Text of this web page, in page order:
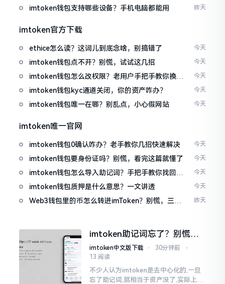
imtoken钱包支持哪些设备？手机电脑都能用 昨天
imtoken官方下载
ethice怎么读？这词儿到底念啥，别搞错了 今天
imtoken钱包点不开？别慌，试试这几招 今天
imtoken钱包怎么改权限？老用户手把手教你换主
人
今天
imtoken钱包kyc通道关闭，你的资产咋办？ 今天
imtoken钱包唯一在哪？别乱点，小心假网站 今天
imtoken唯一官网
imtoken钱包0确认咋办？老手教你几招快速解决 今天
imtoken钱包要身份证吗？别慌，看完这篇就懂了 今天
imtoken钱包怎么导入助记词？手把手教你找回资
产
今天
imtoken钱包质押是什么意思？一文讲透 今天
Web3钱包里的币怎么转进imToken？别慌，三步
昨天
imtoken助记词忘了？别慌，
这招能救你
imtoken中文版下载 ⋅ 30分钟前
⋅
13 阅读
不少人认为imtoken是去中心化的,一旦
忘了助记词,就相当于资产没了,实际上这